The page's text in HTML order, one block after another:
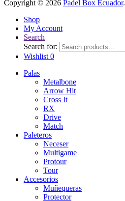
Copyright © 2026 Padel Box Ecuador
Shop
My Account
Search
Search for:
Wishlist 0
Palas
Metalbone
Arrow Hit
Cross It
RX
Drive
Match
Paleteros
Neceser
Multigame
Protour
Tour
Accesorios
Muñequeras
Protector